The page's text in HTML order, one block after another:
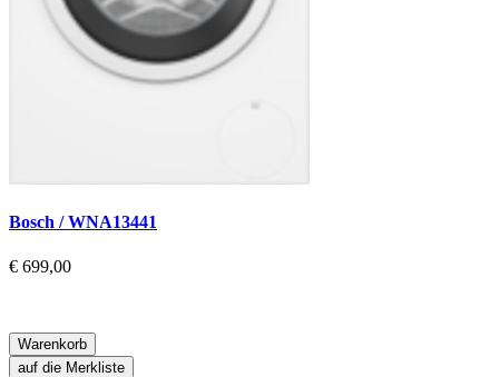
Bosch / WNA13441
€ 699,00
Warenkorb
auf die Merkliste